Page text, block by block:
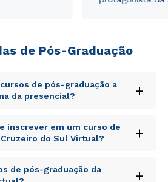
de Pós-Graduação
de pós-graduação a
da presencial?
+
omnis iste natus error sit
doloremque laudantium,
ipsa quae ab illo inventore
ipsam voluptatem quia
inscrever em um curso de
do Sul Virtual?
+
omnis iste natus error sit
doloremque laudantium,
de pós-graduação da
+
a Política de Privacidade.
sejam utilizados para o